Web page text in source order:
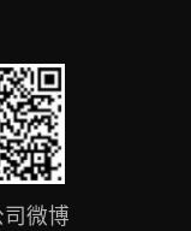
微博